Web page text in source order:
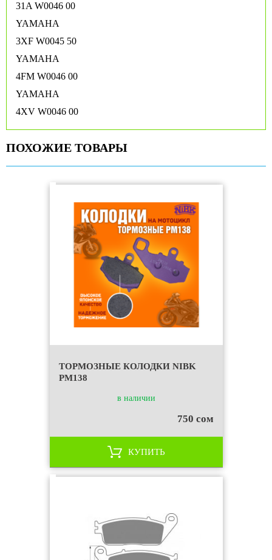
31A W0046 00
YAMAHA
3XF W0045 50
YAMAHA
4FM W0046 00
YAMAHA
4XV W0046 00
ПОХОЖИЕ ТОВАРЫ
ТОРМОЗНЫЕ КОЛОДКИ NIBK
PM138
в наличии
750 сом
КУПИТЬ